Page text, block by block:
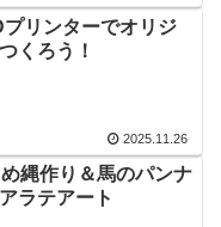
プリンターでオリジ
くろう！
2025.11.26
縄作り＆馬のパンナ
ラテアート